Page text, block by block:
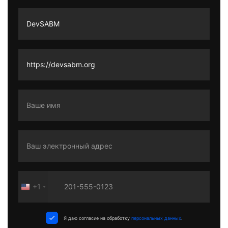
United
+1
Я даю согласие на обработку персональных данных